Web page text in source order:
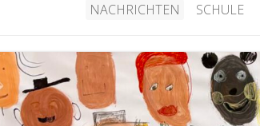
NACHRICHTEN SCHULE